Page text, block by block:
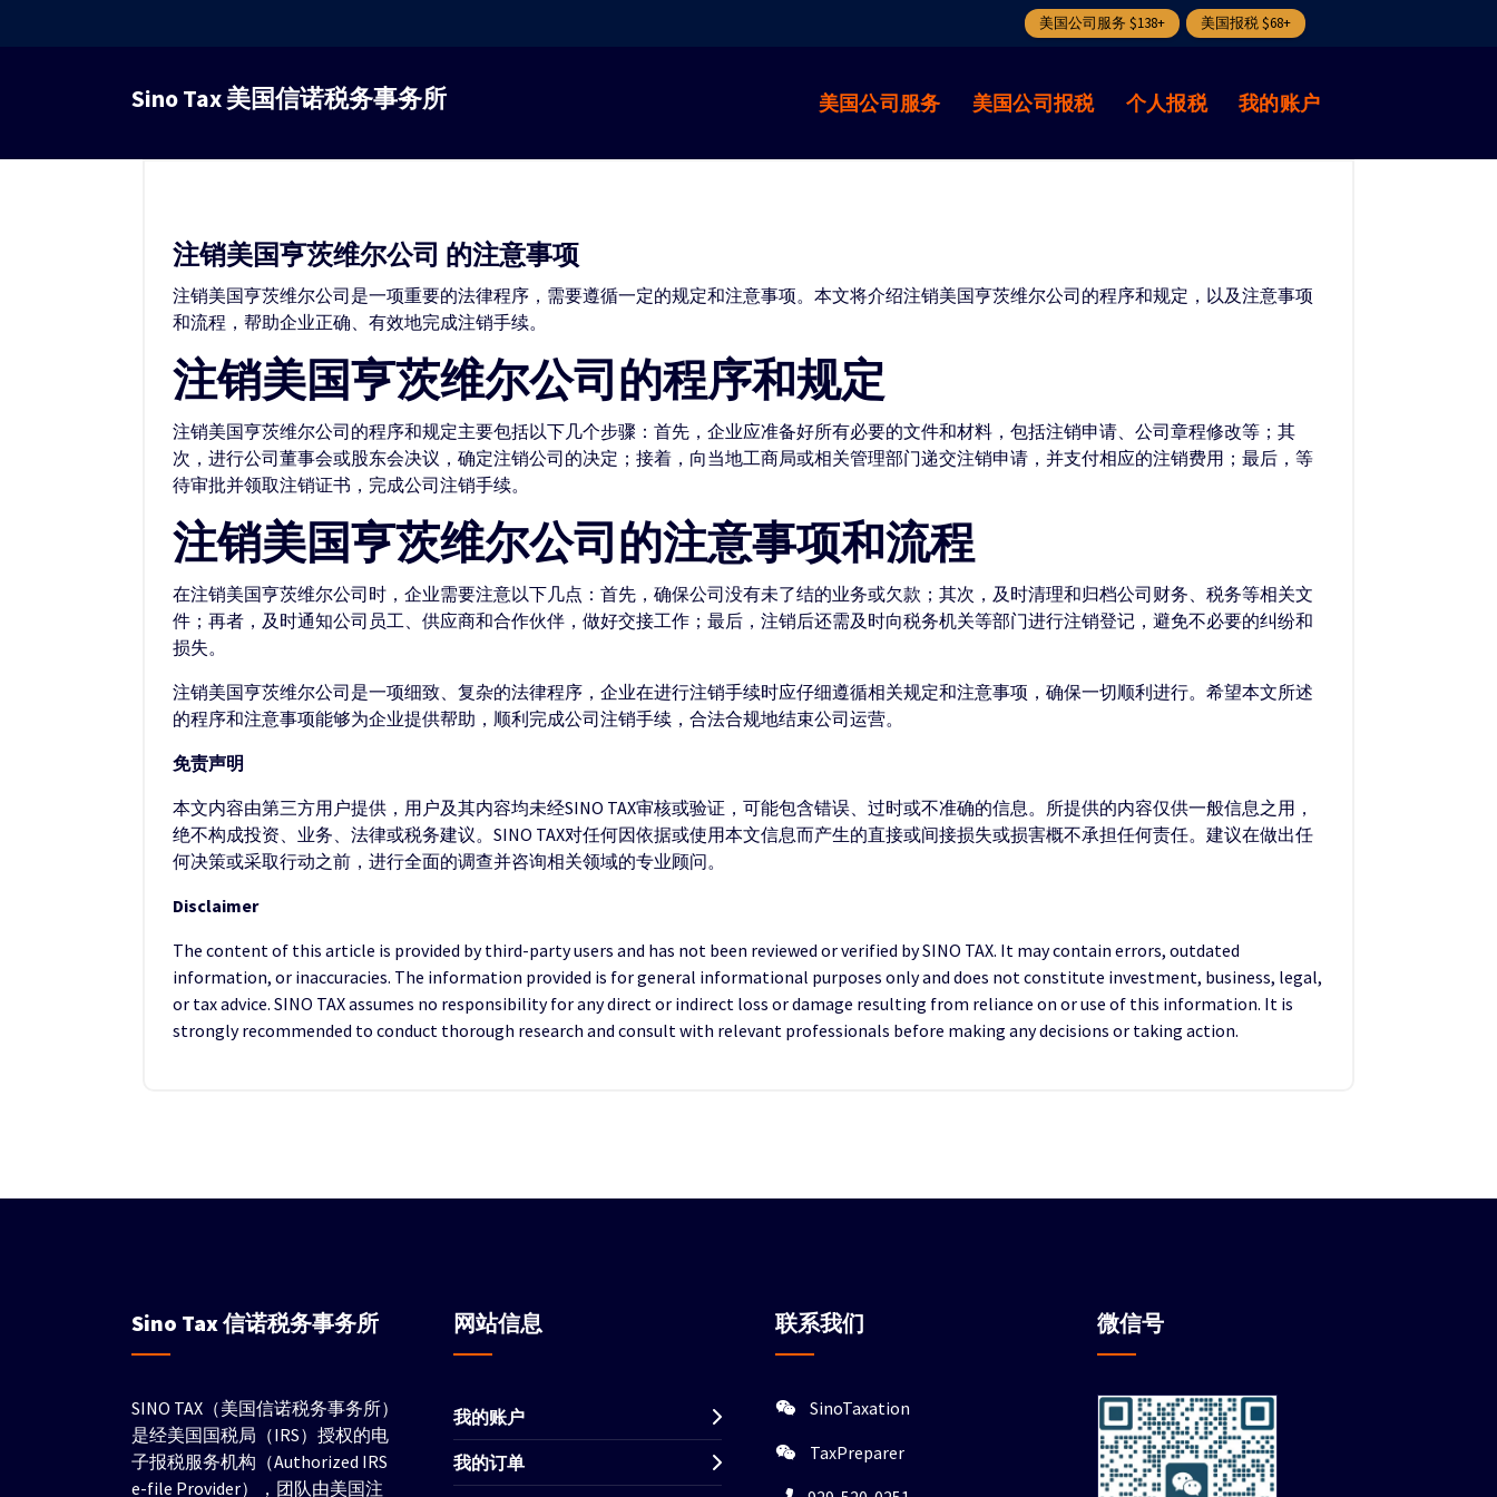
美国公司服务 $138+ 美国报税 $68+
容
Sino Tax 美国信诺税务事务所 美国公司服务 美国公司报税 个人报税 我的账户
注销美国亨茨维尔公司 的注意事项
注销美国亨茨维尔公司是一项重要的法律程序，需要遵循一定的规定和注意事项。本文将介绍注销美国亨茨维尔公司的程序和规定，以及注意事项
和流程，帮助企业正确、有效地完成注销手续。
注销美国亨茨维尔公司的程序和规定
注销美国亨茨维尔公司的程序和规定主要包括以下几个步骤：首先，企业应准备好所有必要的文件和材料，包括注销申请、公司章程修改等；其
次，进行公司董事会或股东会决议，确定注销公司的决定；接着，向当地工商局或相关管理部门递交注销申请，并支付相应的注销费用；最后，等
待审批并领取注销证书，完成公司注销手续。
注销美国亨茨维尔公司的注意事项和流程
在注销美国亨茨维尔公司时，企业需要注意以下几点：首先，确保公司没有未了结的业务或欠款；其次，及时清理和归档公司财务、税务等相关文
件；再者，及时通知公司员工、供应商和合作伙伴，做好交接工作；最后，注销后还需及时向税务机关等部门进行注销登记，避免不必要的纠纷和
损失。
注销美国亨茨维尔公司是一项细致、复杂的法律程序，企业在进行注销手续时应仔细遵循相关规定和注意事项，确保一切顺利进行。希望本文所述
的程序和注意事项能够为企业提供帮助，顺利完成公司注销手续，合法合规地结束公司运营。
免责声明
本文内容由第三方用户提供，用户及其内容均未经SINO TAX审核或验证，可能包含错误、过时或不准确的信息。所提供的内容仅供一般信息之用，
绝不构成投资、业务、法律或税务建议。SINO TAX对任何因依据或使用本文信息而产生的直接或间接损失或损害概不承担任何责任。建议在做出任
何决策或采取行动之前，进行全面的调查并咨询相关领域的专业顾问。
Disclaimer
The content of this article is provided by third-party users and has not been reviewed or verified by SINO TAX. It may contain errors, outdated
information, or inaccuracies. The information provided is for general informational purposes only and does not constitute investment, business, legal,
or tax advice. SINO TAX assumes no responsibility for any direct or indirect loss or damage resulting from reliance on or use of this information. It is
strongly recommended to conduct thorough research and consult with relevant professionals before making any decisions or taking action.
Sino Tax信诺税务事务所
SINO TAX（美国信诺税务事务所）
是经美国国税局（IRS）授权的电
子报税服务机构（Authorized IRS
e-file Provider），团队由美国注
网站信息
我的账户
我的订单
联系我们
SinoTaxation
TaxPreparer
微信号